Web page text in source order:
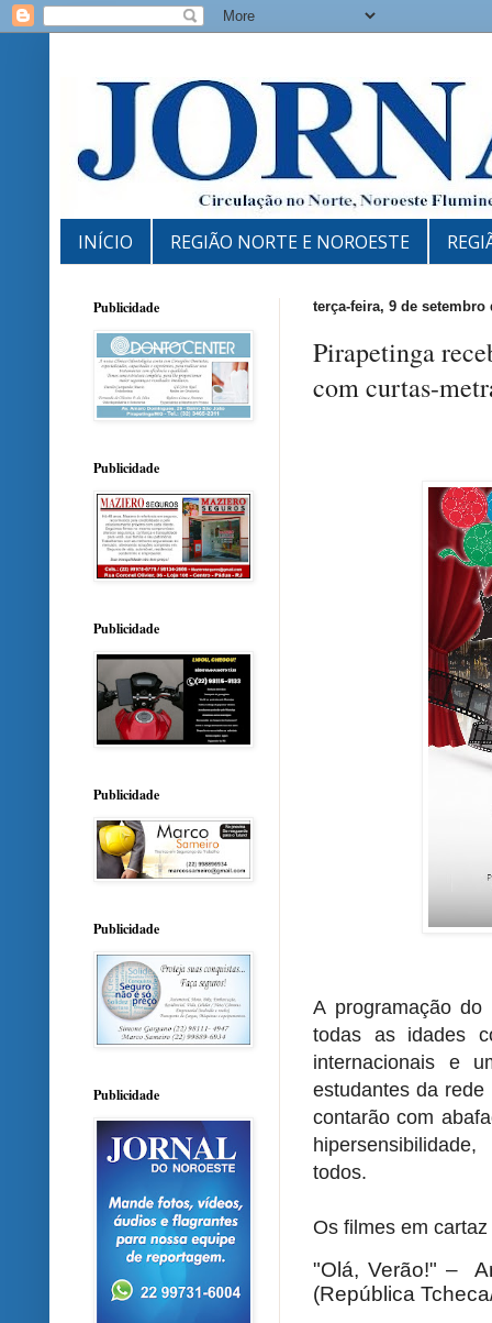
INÍCIO REGIÃO NORTE E NOROESTE
terça-feira, 9 de setembro
Pirapetinga
com curtas-
A programação
todas as idades
internacionais e
estudantes da
contarão com
todos.
Os filmes em cartaz
"Olá, Verão!" –
(República
Publicidade
Publicidade
Publicidade
Publicidade
Publicidade
Publicidade